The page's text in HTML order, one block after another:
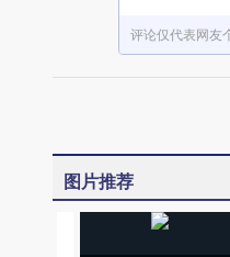
评论仅代表网友
图片推荐